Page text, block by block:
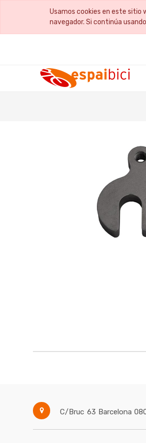
Usamos cookies en este sitio
navegador. Si continúa
C/Bruc 63 Barcelona